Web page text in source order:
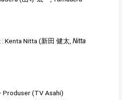
:Kenta Nitta(新田 健太 ,Nitta
Produser (TV Asahi)